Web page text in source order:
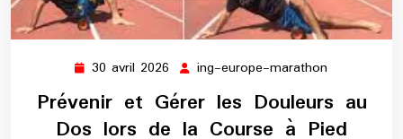
30 avril 2026 30
avril
2026
ing-europe-marathon
marathon
Prévenir et Gérer les Douleurs au
Dos lors de la Course à Pied